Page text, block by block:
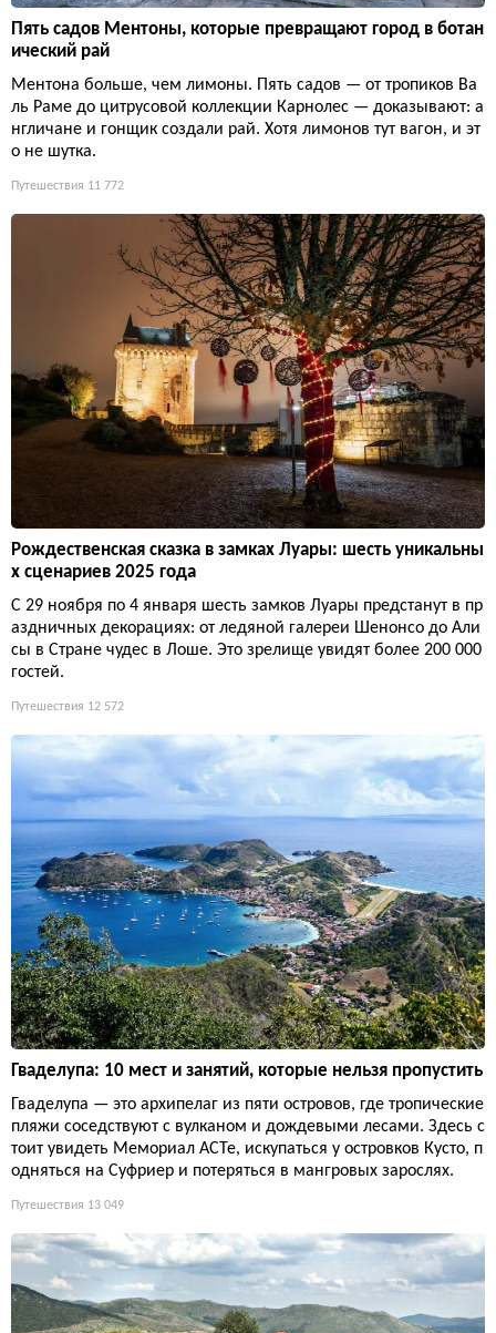
Пять садов Ментоны, которые превращают город в ботан
ический рай
Ментона больше, чем лимоны. Пять садов — от тропиков Ва
ль Раме до цитрусовой коллекции Карнолес — доказывают: а
нгличане и гонщик создали рай. Хотя лимонов тут вагон, и эт
о не шутка.
Путешествия 11 772
Рождественская сказка в замках Луары: шесть уникальны
х сценариев 2025 года
С 29 ноября по 4 января шесть замков Луары предстанут в пр
аздничных декорациях: от ледяной галереи Шенонсо до Али
сы в Стране чудес в Лоше. Это зрелище увидят более 200 000
гостей.
Путешествия 12 572
Гваделупа: 10 мест и занятий, которые нельзя пропустить
Гваделупа — это архипелаг из пяти островов, где тропические
пляжи соседствуют с вулканом и дождевыми лесами. Здесь с
тоит увидеть Мемориал ACTe, искупаться у островков Кусто, п
одняться на Суфриер и потеряться в мангровых зарослях.
Путешествия 13 049